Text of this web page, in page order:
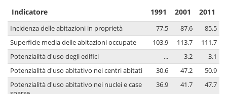
Indicatore 1991 2001 2011
Incidenza delle abitazioni in proprietà 77.5 87.6
85.5
Superficie media delle abitazioni occupate
103.9 113.7
111.7
Potenzialità d'uso degli edifici
... 3.2
3.1
Potenzialità d'uso abitativo nei centri abitati
30.6 47.2
50.9
Potenzialità d'uso abitativo nei nuclei e case
36.9 41.7 47.7